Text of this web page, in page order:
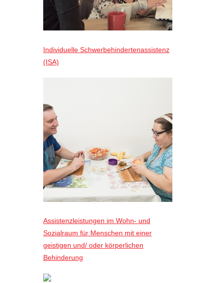
Individuelle Schwerbehindertenassistenz
(ISA)
Assistenzleistungen im Wohn- und
Sozialraum für Menschen mit einer
geistigen und/ oder körperlichen
Behinderung